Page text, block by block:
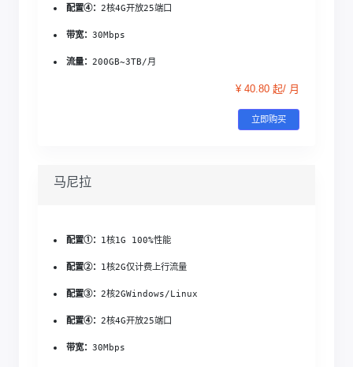
配置④：2核4G开放25端口
带宽：30Mbps
流量：200GB~3TB/月
¥ 40.80 起/ 月
立即购买
马尼拉
配置①： 1核1G 100%性能
配置②： 1核2G仅计费上行流量
配置③：2核2GWindows/Linux
配置④：2核4G开放25端口
带宽：30Mbps